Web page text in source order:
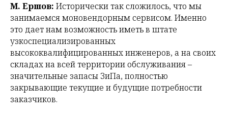
М. Ершов: Исторически так сложилось, что мы
занимаемся моновендорным сервисом. Именно
это дает нам возможность иметь в штате
узкоспециализированных
высококвалифицированных инженеров, а на своих
складах на всей территории обслуживания –
значительные запасы ЗиПа, полностью
закрывающие текущие и будущие потребности
заказчиков.